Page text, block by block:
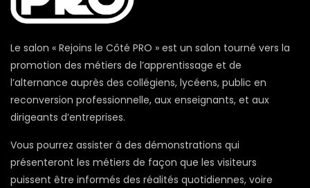
Le salon « Rejoins le Côté PRO » est un salon tourné vers la
promotion des métiers de l’apprentissage et de
l’alternance auprès des collégiens, lycéens, public en
reconversion professionnelle, aux enseignants, et aux
dirigeants d’entreprises.
Vous pourrez assister à des démonstrations qui
présenteront les métiers de façon que les visiteurs
puissent être informés des réalités quotidiennes, voire